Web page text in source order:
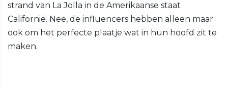
strand van La Jolla in de Amerikaanse staat
Californië. Nee, de influencers hebben alleen maar
ook om het perfecte plaatje wat in hun hoofd zit te
maken.